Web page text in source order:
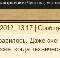
(Чувства,
13:17 |
Даже
когда